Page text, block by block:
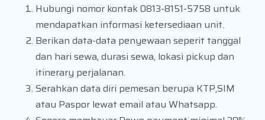
Hubungi nomor kontak 0813-8151-5758 untuk
mendapatkan informasi ketersediaan unit.
Berikan data-data penyewaan seperit tanggal
dan hari sewa, durasi sewa, lokasi pickup dan
itinerary perjalanan.
Serahkan data diri pemesan berupa KTP,SIM
atau Paspor lewat email atau Whatsapp.